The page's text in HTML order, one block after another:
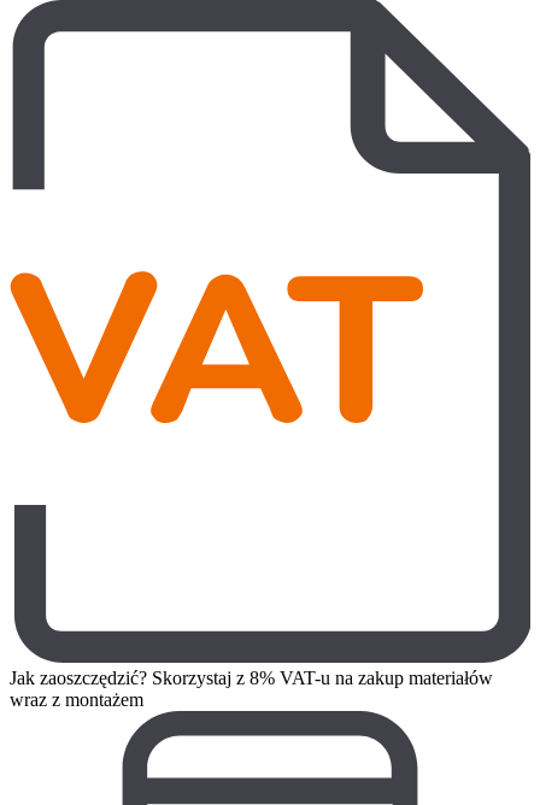
Jak zaoszczędzić? Skorzystaj z 8% VAT-u na zakup materiałów
wraz z montażem